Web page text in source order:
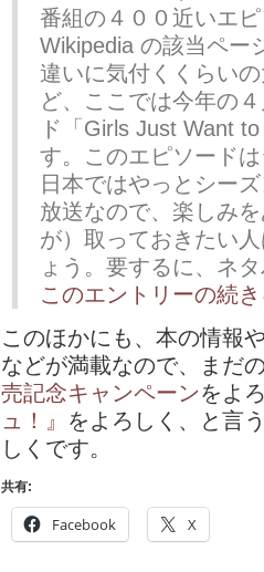
番組の４００近いエ
Wikipedia の該当ペー
違いに気付くくらい
ど、ここでは今年の
ド「Girls Just Want
す。このエピソード
日本ではやっとシー
放送なので、楽しみ
が）取っておきたい
ょう。要するに、ネ
このエントリーの続
このほかにも、本の情報
などが満載なので、まだ
売記念キャンペーンをよ
ュ！』 をよろしく、と言
しくです。
共有:
Facebook X